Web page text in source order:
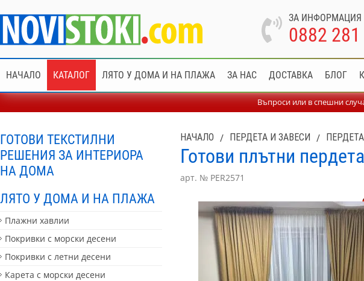
ЗА ИНФОРМАЦИЯ
0882
НАЧАЛО КАТАЛОГ ЛЯТО У ДОМА И НА ПЛАЖА ЗА НАС ДОСТАВКА БЛОГ
Въпроси или в спешни
ГОТОВИ ТЕКСТИЛНИ
РЕШЕНИЯ ЗА ИНТЕРИОРА
НА ДОМА
ЛЯТО У ДОМА И НА ПЛАЖА
Плажни хавлии
Покривки с морски десени
Покривки с летни десени
Карета с морски десени
НАЧАЛО / ПЕРДЕТА И ЗАВЕСИ /
Готови плътни
арт. № PER2571